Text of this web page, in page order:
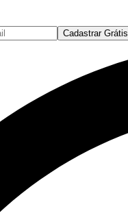
Cadastrar Grátis